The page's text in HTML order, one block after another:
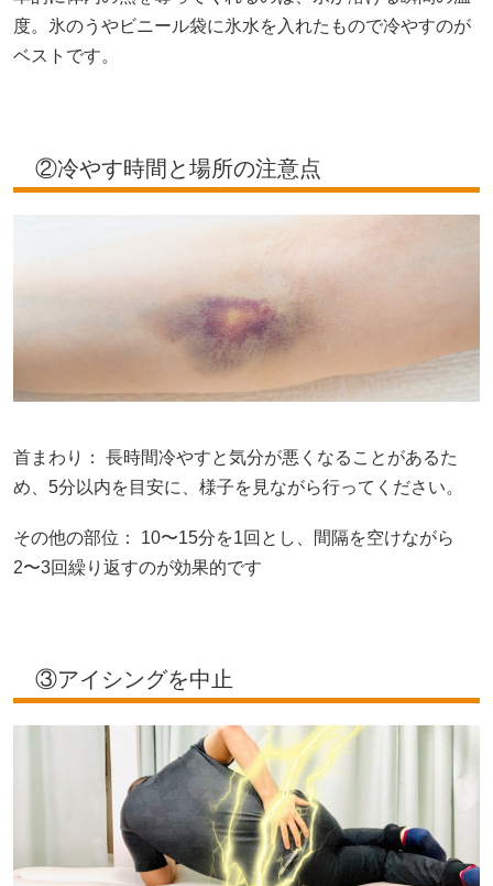
度。氷のうやビニール袋に氷水を入れたもので冷やすのが
ベストです。
②冷やす時間と場所の注意点
首まわり： 長時間冷やすと気分が悪くなることがあるた
め、5分以内を目安に、様子を見ながら行ってください。
その他の部位： 10〜15分を1回とし、間隔を空けながら
2〜3回繰り返すのが効果的です
③アイシングを中止